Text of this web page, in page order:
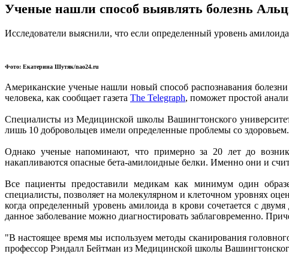
Ученые нашли способ выявлять болезнь
Исследователи выяснили, что если определенный уровень
Фото: Екатерина Шутяк/nao24.ru
Американские ученые нашли новый способ распознавания
человека, как сообщает газета The Telegraph, поможет простой
Специалисты из Медицинской школы Вашингтонского
лишь 10 добровольцев имели определенные проблемы со
Однако ученые напоминают, что примерно за 20 лет до
накапливаются опасные бета-амилоидные белки. Именно они и
Все пациенты предоставили медикам как минимум один
специалисты, позволяет на молекулярном и клеточном уровнях
когда определенный уровень амилоида в крови сочетается с
данное заболевание можно диагностировать заблаговременно.
"В настоящее время мы используем методы сканирования
профессор Рэндалл Бейтман из Медицинской школы